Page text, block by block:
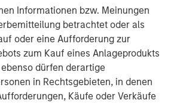
Informationen bzw. Meinungen
betrachtet oder als
oder eine Aufforderung zur
zum Kauf eines Anlageprodukts
dürfen derartige
in Rechtsgebieten, in denen
Käufe oder Verkäufe
on the early success of the
Network and accelerate the growth
services offerings,
Paymentsand Lightspeed Capital,
company as a global distribution
such as Canada Goose,